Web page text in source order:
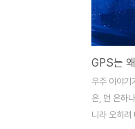
우주 이야기
은, 먼 은하
니라 오히려